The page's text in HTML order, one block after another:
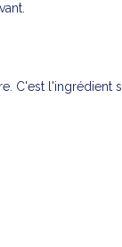
C'est l'ingrédient